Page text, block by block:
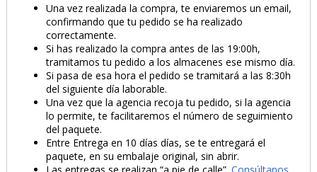
Una vez realizada la compra, te enviaremos un email,
confirmando que tu pedido se ha realizado
correctamente.
Si has realizado la compra antes de las 19:00h,
tramitamos tu pedido a los almacenes ese mismo día.
Si pasa de esa hora el pedido se tramitará a las 8:30h
del siguiente día laborable.
Una vez que la agencia recoja tu pedido, si la agencia
lo permite, te facilitaremos el número de seguimiento
del paquete.
Entre Entrega en 10 días días, se te entregará el
paquete, en su embalaje original, sin abrir.